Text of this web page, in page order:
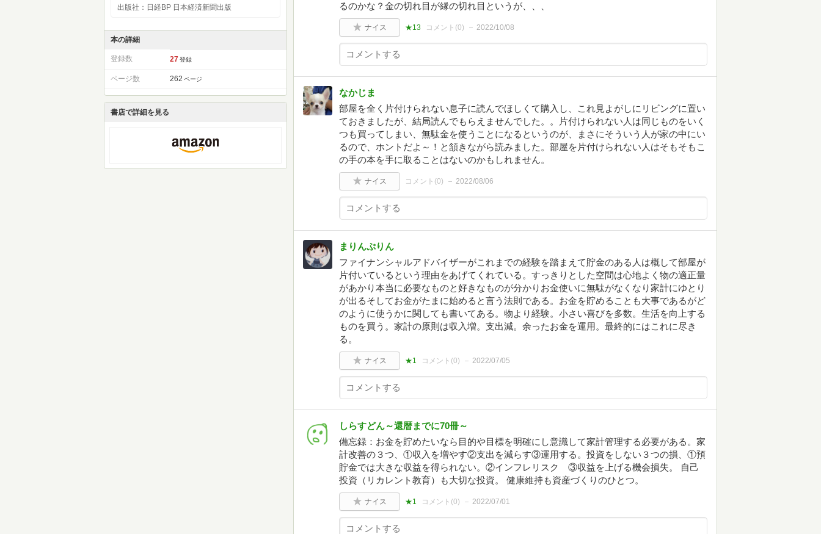
出版社：日経BP 日本経済新聞出版
本の詳細
登録数 27 登録
ページ数 262 ページ
書店で詳細を見る
るのかな？金の切れ目が縁の切れ目というが、、、
ナイス ★13 コメント(0) 2022/10/08
なかじま
部屋を全く片付けられない息子に読んでほしくて購入し、これ見よがしにリビングに置い
ておきましたが、結局読んでもらえませんでした。。片付けられない人は同じものをいく
つも買ってしまい、無駄金を使うことになるというのが、まさにそういう人が家の中にい
るので、ホントだよ～！と頷きながら読みました。部屋を片付けられない人はそもそもこ
の手の本を手に取ることはないのかもしれません。
ナイス コメント(0) 2022/08/06
まりんぷりん
ファイナンシャルアドバイザーがこれまでの経験を踏まえて貯金のある人は概して部屋が
片付いているという理由をあげてくれている。すっきりとした空間は心地よく物の適正量
があかり本当に必要なものと好きなものが分かりお金使いに無駄がなくなり家計にゆとり
が出るそしてお金がたまに始めると言う法則である。お金を貯めることも大事であるがど
のように使うかに関しても書いてある。物より経験。小さい喜びを多数。生活を向上する
ものを買う。家計の原則は収入増。支出減。余ったお金を運用。最終的にはこれに尽き
る。
ナイス ★1 コメント(0) 2022/07/05
しらすどん～還暦までに70冊～
備忘録：お金を貯めたいなら目的や目標を明確にし意識して家計管理する必要がある。家
計改善の３つ、①収入を増やす②支出を減らす③運用する。投資をしない３つの損、①預
貯金では大きな収益を得られない。②インフレリスク ③収益を上げる機会損失。 自己
投資（リカレント教育）も大切な投資。 健康維持も資産づくりのひとつ。
ナイス ★1 コメント(0) 2022/07/01